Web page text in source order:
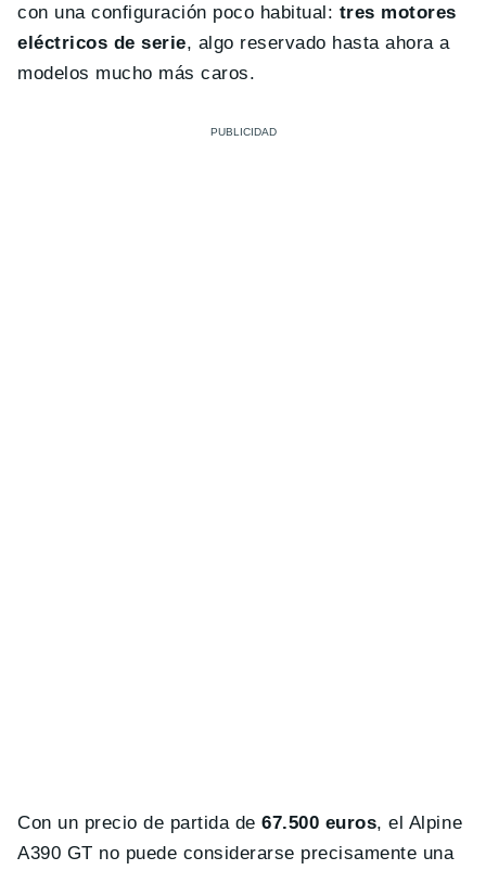
con una configuración poco habitual: tres motores
eléctricos de serie, algo reservado hasta ahora a
modelos mucho más caros.
Con un precio de partida de67.500 euros, el Alpine
A390 GT no puede considerarse precisamente una